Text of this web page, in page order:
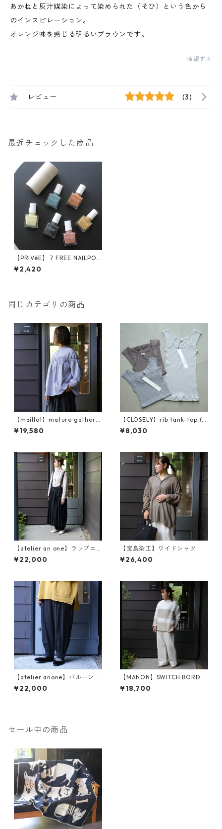
あかねと灰汁媒染によって染められた（そひ）という色から
のインスピレーション。
オレンジ味を感じる明るいブラウンです。
通報する
レビュー (3)
最近チェックした商品
【PRIVéE】 7 FREE NAILPOLI
SH
¥2,420
同じカテゴリの商品
【maillot】mature gather s
hirt (MAS-26160)
¥19,580
【CLOSELY】rib tank-top (C
LO2118)
¥8,030
【atelier an one】ラップエ
プロン an2460
¥22,000
【宝島染工】ワイドシャツ
¥26,400
【atelier anone】バルーンパ
ンツ（an2576）
¥22,000
【MANON】SWITCH BORDE
R MESH LINEN P.O SHT (MNN
-SH-279)
¥18,700
セール中の商品